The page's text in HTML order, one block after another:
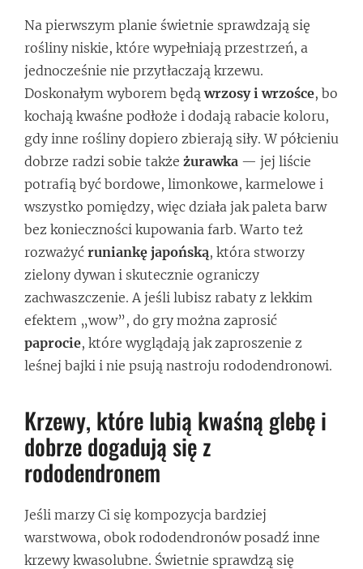
Na pierwszym planie świetnie sprawdzają się
rośliny niskie, które wypełniają przestrzeń, a
jednocześnie nie przytłaczają krzewu.
Doskonałym wyborem będąwrzosy i wrzośce, bo
kochają kwaśne podłoże i dodają rabacie koloru,
gdy inne rośliny dopiero zbierają siły. W półcieniu
dobrze radzi sobie także żurawka — jej liście
potrafią być bordowe, limonkowe, karmelowe i
wszystko pomiędzy, więc działa jak paleta barw
bez konieczności kupowania farb. Warto też
rozważyć runiankę japońską, która stworzy
zielony dywan i skutecznie ograniczy
zachwaszczenie. A jeśli lubisz rabaty z lekkim
efektem „wow”, do gry można zaprosić
paprocie, które wyglądają jak zaproszenie z
leśnej bajki i nie psują nastroju rododendronowi.
Krzewy, które lubią kwaśną glebę i
dobrze dogadują się z
rododendronem
Jeśli marzy Ci się kompozycja bardziej
warstwowa, obok rododendronów posadź inne
krzewy kwasolubne. Świetnie sprawdzą się